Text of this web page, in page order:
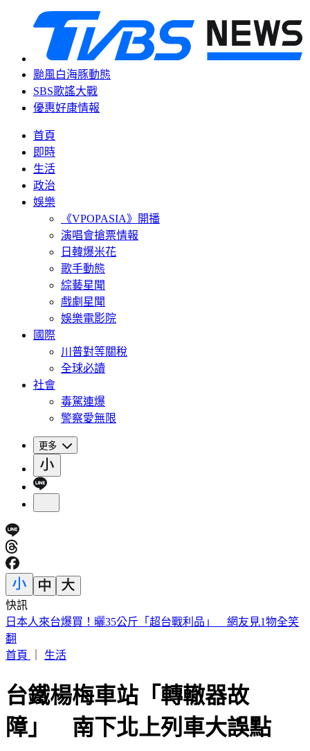
颱風白海豚動態
SBS歌謠大戰
優惠好康情報
首頁
即時
生活
政治
娛樂
《VPOPASIA》開播
演唱會搶票情報
日韓爆米花
歌手動態
綜藝星聞
戲劇星聞
娛樂電影院
國際
川普對等關稅
全球必讀
社會
毒駕連爆
警察愛無限
更多
快訊
白海豚颱風「紮實雨帶」又來了！鄭明典急籲：晚上別出門
首頁
台鐵楊梅車站「轉轍器故
障」 南下北上列車大誤點